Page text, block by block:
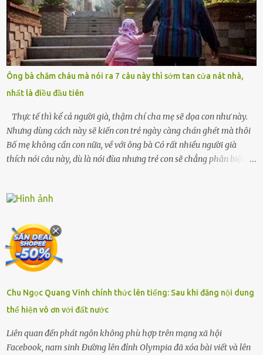
Tiếng cánh cửa đóng lại, vang lên như một bản án lạnh lùng. Tôi
đứng chết lặng giữa cơn mưa, không biết đi đâu, về đâu. Bố mẹ tôi
mất sớm. Tôi chẳng có anh chị em. Họ hàng cũng thưa thớt, chẳng
ai thân thiết đến mức có thể mở lòng cho tôi tá túc. Bạn bè? Ai cũng
bận rộn với gia đình riêng của họ. Tôi đã từng đặt cược cả thanh
xuân vào người chồng ấy – và giờ, tôi chỉ còn lại chính mình. Tôi lên
chiếc xe buýt cuối ngày, trốn chạy khỏi thành phố và nỗi đau. Tôi v...
Ông bà chăm cháu mà nói ra 7 câu này thì sớm tan cửa nát nhà,
nhất là điều đầu tiên
Thực tế thì kể cả người già, thậm chí cha mẹ sẽ dọa con như này.
Nhưng dùng cách này sẽ kiến con trẻ ngày càng chán ghét mà thôi
Bố mẹ không cần con nữa, về với ông bà Có rất nhiều người già
thích nói câu này, dù là nói đùa nhưng trẻ con sẽ chẳng phân biệt
khuyên nhủ con thật cẩn thận. Nếu cháu không nghe lời, cảnh sát
này. Nhưng dùng cách này sẽ kiến con trẻ ngày càng chán ghét mà
thôi. Đôi khi con cái phải rời xa cha mẹ, sống với người già, lúc này
con rất buồn. (ảnh minh họa) Nếu một ngày nào đó một đứa trẻ
gặp nguy hiểm và cần được giúp đỡ nhưng không dám gọi cảnh sát
để được giúp đỡ thì có thể sẽ bỏ lỡ cơ hội và gặp nguy hiểm. Trẻ con
có biết gì đâu Nhiều người cứ coi trẻ còn nhỏ nên dù có phạm sai
lầm, thì họ cũng không trách mắng. Nhưng nếu người lớn tuổi
không dạy con cẩn...
Chu Ngọc Quang Vinh chính thức lên tiếng: Sau khi đăng nội dung
thể hiện vô ơn với đất nước
Liên quan đến phát ngôn không phù hợp trên mạng xã hội
Facebook, nam sinh Đường lên đỉnh Olympia đã xóa bài viết và lên